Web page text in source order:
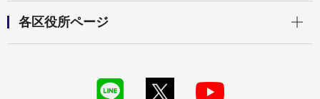
各区役所ページ